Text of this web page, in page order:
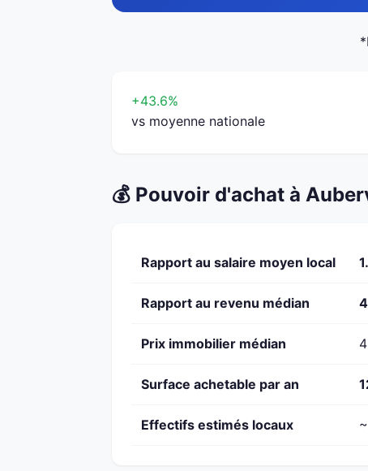
+43.6%
vs moyenne nationale
💰 Pouvoir d'achat à
Rapport au salaire moyen local
Rapport au revenu médian
Prix immobilier médian
Surface achetable par an
Effectifs estimés locaux